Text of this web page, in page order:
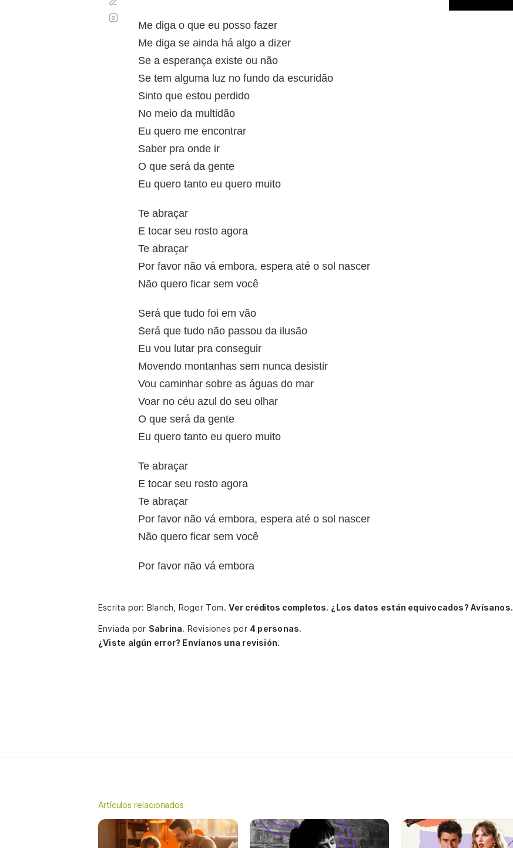
Me diga o que eu posso fazer
Me diga se ainda há algo a dizer
Se a esperança existe ou não
Se tem alguma luz no fundo da escuridão
Sinto que estou perdido
No meio da multidão
Eu quero me encontrar
Saber pra onde ir
O que será da gente
Eu quero tanto eu quero muito
Te abraçar
E tocar seu rosto agora
Te abraçar
Por favor não vá embora, espera até o sol nascer
Não quero ficar sem você
Será que tudo foi em vão
Será que tudo não passou da ilusão
Eu vou lutar pra conseguir
Movendo montanhas sem nunca desistir
Vou caminhar sobre as águas do mar
Voar no céu azul do seu olhar
O que será da gente
Eu quero tanto eu quero muito
Te abraçar
E tocar seu rosto agora
Te abraçar
Por favor não vá embora, espera até o sol nascer
Não quero ficar sem você
Por favor não vá embora
automático
Escrita por: Blanch, Roger Tom.Ver créditos completos. ¿Los datos están equivocados? Avísanos.
Enviada por Sabrina. Revisiones por 4 personas.
¿Viste algún error? Envíanos una revisión.
Artículos relacionados